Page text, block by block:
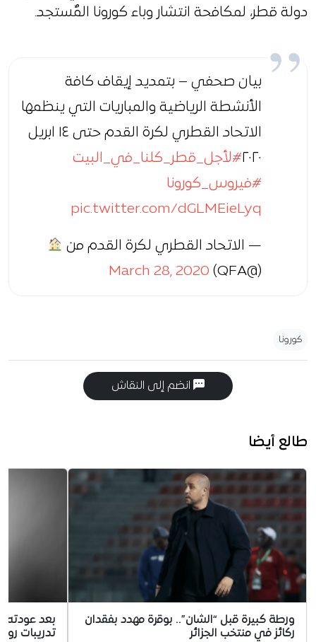
دولة قطر، لمكافحة انتشار وباء كورونا المٌستجد.
بيان صحفي – بتمديد إيقاف كافة
الأنشطة الرياضية والمباريات التي ينظمها
الاتحاد القطري لكرة القدم حتى ١٤ ابريل
٢٠٢٠#لأجل_قطر_كلنا_في_البيت
#فيروس_كورونا
pic.twitter.com/dGLMEieLyq
— الاتحاد القطري لكرة القدم من
(@QFA)
March 28, 2020
كورونا
انضم إلى النقاش
طالع أيضا
ورطة كبيرة قبل “الشان”.. بوقرة مهدد بفقدان
ركائز في منتخب الجزائر
بعد عودته
تدريبات